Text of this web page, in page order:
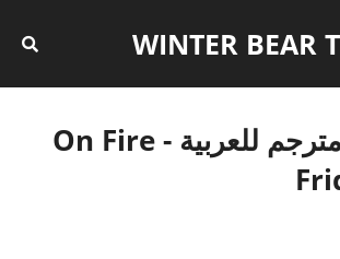
WINTER BEAR
بث بومقيو مترجم للعربية - On Fire